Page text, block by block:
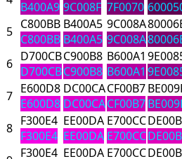
B400A9 9C008F 7F0070
5 C800BB
C800BB
B400A5
B400A5
9C008A
9C008A
6 D700CB
D700CB
C900B8
C900B8
B600A1
B600A1
7 E600D8
E600D8
DC00CA
DC00CA
CF00B7
CF00B7
8 F300E4
F300E4
EE00DA
EE00DA
E700CC
E700CC
F300E4 EE00DA E700CC